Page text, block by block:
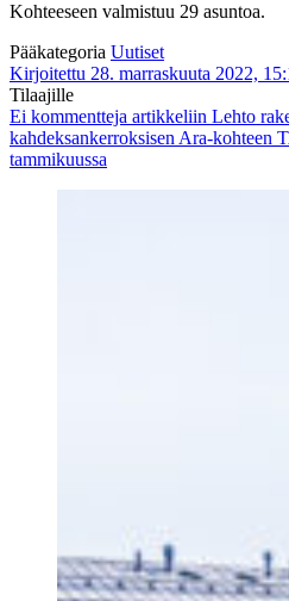
Kohteeseen valmistuu 29 asuntoa.
Pääkategoria Uutiset
Kirjoitettu 28. marraskuuta 2022,
Tilaajille
Ei kommentteja artikkeliin Lehto
kahdeksankerroksisen Ara-kohteen
tammikuussa